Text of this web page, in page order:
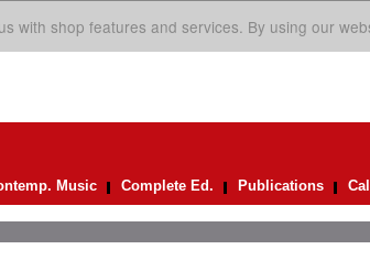
with shop features and services. By using our
Music Complete Ed. Publications